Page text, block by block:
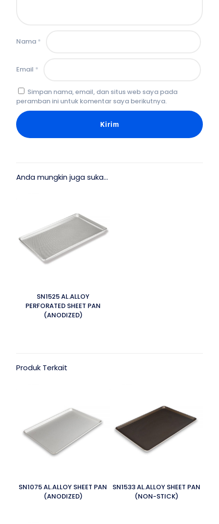
Nama *
Email *
Simpan nama, email, dan situs web saya pada
peramban ini untuk komentar saya berikutnya.
Anda mungkin juga suka…
SN1525 AL.ALLOY
PERFORATED SHEET PAN
(ANODIZED)
Produk Terkait
SN1075 AL.ALLOY SHEET PAN
(ANODIZED)
SN1533 AL.ALLOY SHEET PAN
(NON-STICK)